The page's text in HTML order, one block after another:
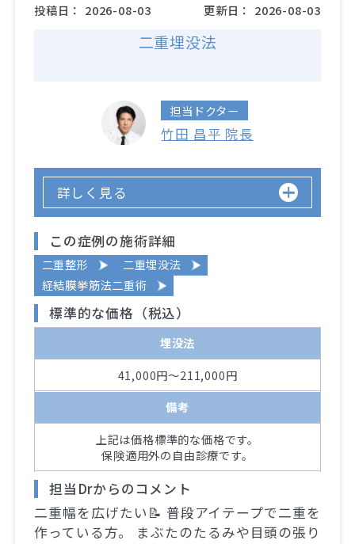
投稿日： 2026-08-03 更新日： 2026-08-03
二重埋没法
担当ドクター
竹田 昌平 院長
詳しく見る
この症例の施術詳細
二重整形
二重埋没法
経結膜挙筋法二重術
標準的な価格（税込）
埋没法
41,000円～211,000円
備考
上記は価格標準的な価格です。
保険適用外の自由診療です。
担当Drからのコメント
二重幅を広げたい📝 普段アイテープで二重を
作っている方。 まぶたのたるみや目頭の張り